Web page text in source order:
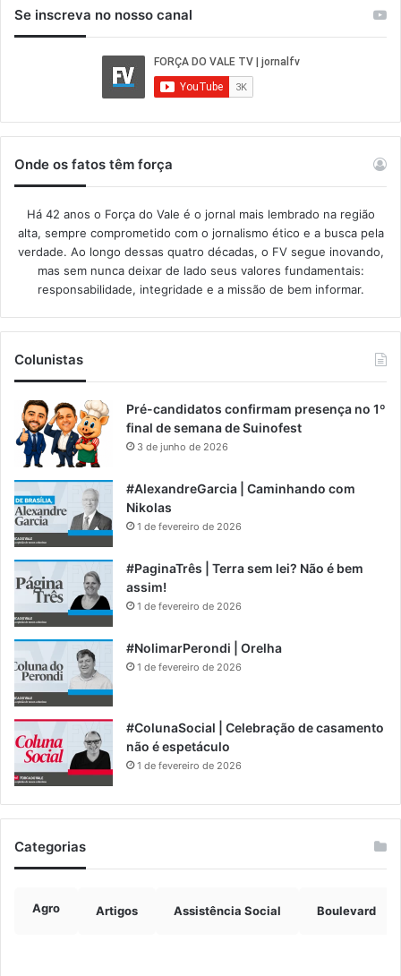
Se inscreva no nosso canal
Onde os fatos têm força
Há 42 anos o Força do Vale é o jornal mais lembrado na região
alta, sempre comprometido com o jornalismo ético e a busca pela
verdade. Ao longo dessas quatro décadas, o FV segue inovando,
mas sem nunca deixar de lado seus valores fundamentais:
responsabilidade, integridade e a missão de bem informar.​
Colunistas
Pré-candidatos confirmam presença no 1º
final de semana de Suinofest
3 de junho de 2026
#AlexandreGarcia | Caminhando com
Nikolas
1 de fevereiro de 2026
#PaginaTrês | Terra sem lei? Não é bem
assim!
1 de fevereiro de 2026
#NolimarPerondi | Orelha
1 de fevereiro de 2026
#ColunaSocial | Celebração de casamento
não é espetáculo
1 de fevereiro de 2026
Categorias
Agro Artigos Assistência Social Boulevard